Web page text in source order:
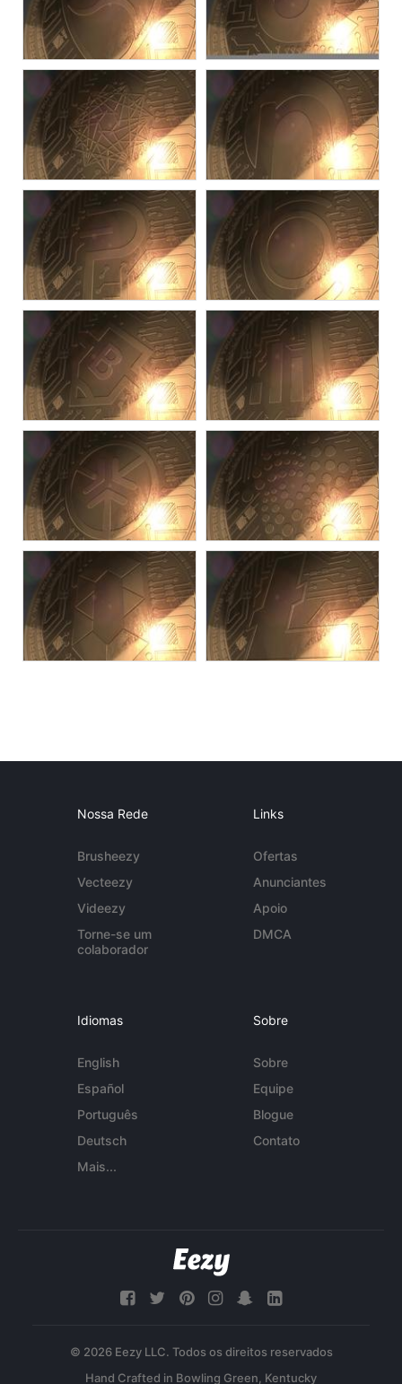
Nossa Rede
Brusheezy
Vecteezy
Videezy
Torne-se um
colaborador
Links
Ofertas
Anunciantes
Apoio
DMCA
Idiomas
English
Español
Português
Deutsch
Mais...
Sobre
Sobre
Equipe
Blogue
Contato
© 2026 Eezy LLC. Todos os direitos reservados